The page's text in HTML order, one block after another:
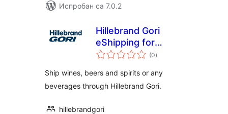
Испробан са 7.0.2
Hillebrand Gori
eShipping for
WooCommerce
(0укупних
оцена
)
Ship wines, beers and spirits or any
beverages through Hillebrand Gori.
hillebrandgori